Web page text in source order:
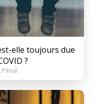
elle toujours due
?